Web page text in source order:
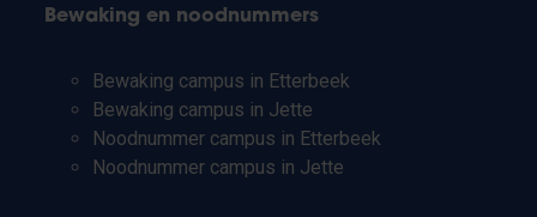
Bewaking en noodnummers
Bewaking campus in Etterbeek
Bewaking campus in Jette
Noodnummer campus in Etterbeek
Noodnummer campus in Jette